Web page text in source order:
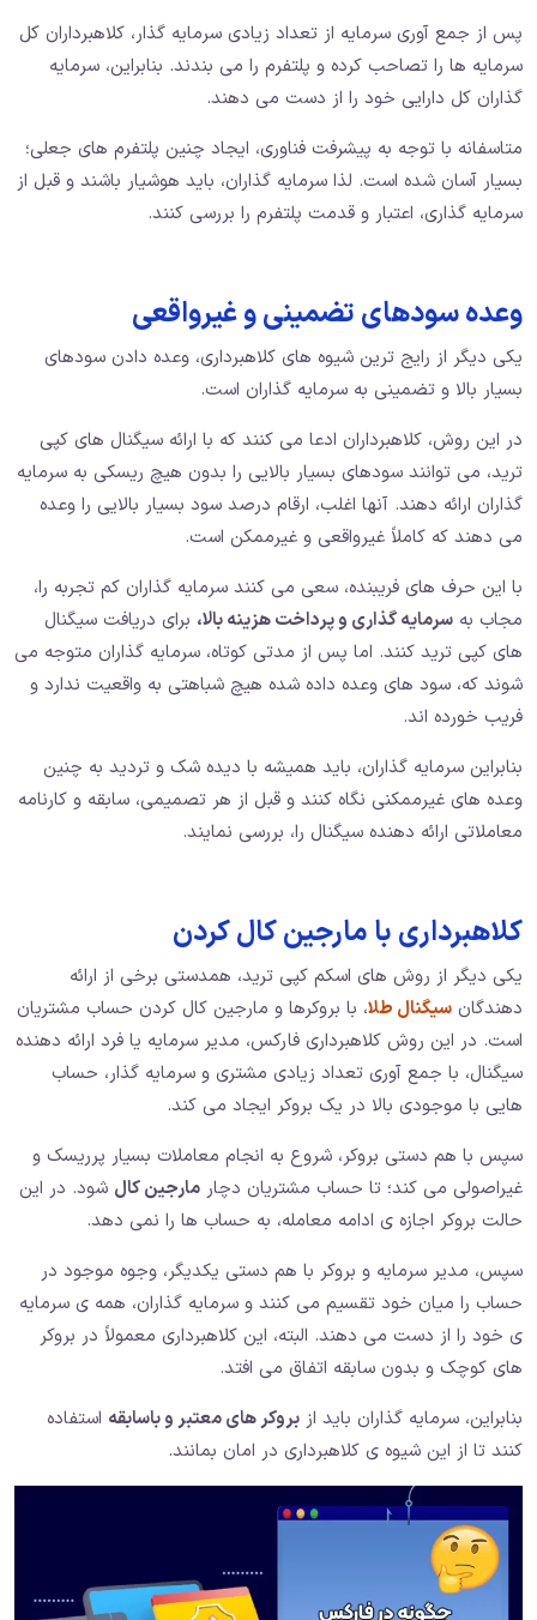
پس از جمع آوری سرمایه از تعداد زیادی سرمایه گذار، کلاهبرداران کل
سرمایه ها را تصاحب کرده و پلتفرم را می بندند. بنابراین، سرمایه
گذاران کل دارایی خود را از دست می دهند.
متاسفانه با توجه به پیشرفت فناوری، ایجاد چنین پلتفرم های جعلی؛
بسیار آسان شده است. لذا سرمایه گذاران، باید هوشیار باشند و قبل از
سرمایه گذاری، اعتبار و قدمت پلتفرم را بررسی کنند.
وعده سودهای تضمینی و غیرواقعی
یکی دیگر از رایج ترین شیوه های کلاهبرداری، وعده دادن سودهای
بسیار بالا و تضمینی به سرمایه گذاران است.
در این روش، کلاهبرداران ادعا می کنند که با ارائه سیگنال های کپی
ترید، می توانند سودهای بسیار بالایی را بدون هیچ ریسکی به سرمایه
گذاران ارائه دهند. آنها اغلب، ارقام درصد سود بسیار بالایی را وعده
می دهند که کاملاً غیرواقعی و غیرممکن است.
با این حرف های فریبنده، سعی می کنند سرمایه گذاران کم تجربه را،
مجاب به سرمایه گذاری و پرداخت هزینه بالا، برای دریافت سیگنال
های کپی ترید کنند. اما پس از مدتی کوتاه، سرمایه گذاران متوجه می
شوند که، سود های وعده داده شده هیچ شباهتی به واقعیت ندارد و
فریب خورده اند.
بنابراین سرمایه گذاران، باید همیشه با دیده شک و تردید به چنین
وعده های غیرممکنی نگاه کنند و قبل از هر تصمیمی، سابقه و کارنامه
معاملاتی ارائه دهنده سیگنال را، بررسی نمایند.
کلاهبرداری با مارجین کال کردن
یکی دیگر از روش های اسکم کپی ترید، همدستی برخی از ارائه
دهندگان سیگنال طلا، با بروکرها و مارجین کال کردن حساب مشتریان
است. در این روش کلاهبرداری فارکس، مدیر سرمایه یا فرد ارائه دهنده
سیگنال، با جمع آوری تعداد زیادی مشتری و سرمایه گذار، حساب
هایی با موجودی بالا در یک بروکر ایجاد می کند.
سپس با هم دستی بروکر، شروع به انجام معاملات بسیار پرریسک و
غیراصولی می کند؛ تا حساب مشتریان دچار مارجین کال شود. در این
حالت بروکر اجازه ی ادامه معامله، به حساب ها را نمی دهد.
سپس، مدیر سرمایه و بروکر با هم دستی یکدیگر، وجوه موجود در
حساب را میان خود تقسیم می کنند و سرمایه گذاران، همه ی سرمایه
ی خود را از دست می دهند. البته، این کلاهبرداری معمولاً در بروکر
های کوچک و بدون سابقه اتفاق می افتد.
بنابراین، سرمایه گذاران باید از بروکر های معتبر و باسابقه استفاده
کنند تا از این شیوه ی کلاهبرداری در امان بمانند.